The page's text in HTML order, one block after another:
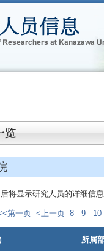
将显示研究人员的详细信
第一页 <上一页 8 9 10
所属